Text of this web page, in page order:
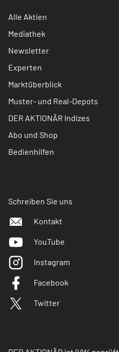
Alle Aktien
Mediathek
Newsletter
Experten
Marktüberblick
Muster- und Real-Depots
DER AKTIONÄR Indizes
Abo und Shop
Bedienhilfen
Schreiben Sie uns
Kontakt
YouTube
Instagram
Facebook
Twitter